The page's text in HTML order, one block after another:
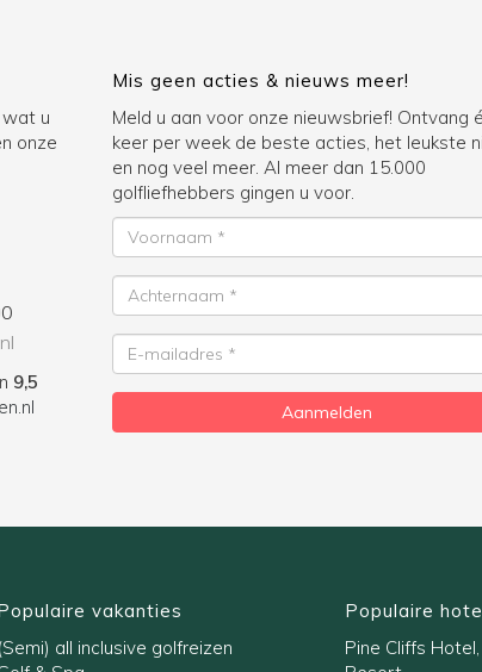
wat u
onze
9,5
Mis geen acties & nieuws meer!
Meld u aan voor onze nieuwsbrief! Ontvang
keer per week de beste acties, het leukste
en nog veel meer. Al meer dan 15.000
golfliefhebbers gingen u voor.
Voornaam
Achternaam
E-
mailadres
Aanmelden
vakanties
(Semi) all inclusive golfreizen
Populaire
Pine Cliffs